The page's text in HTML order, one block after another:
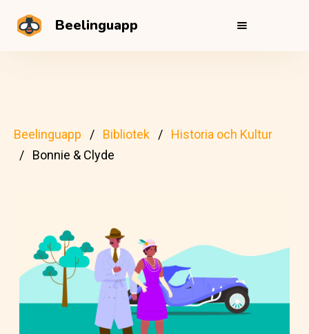
Beelinguapp
Beelinguapp Bibliotek
Historia och Kultur
Bonnie & Clyde